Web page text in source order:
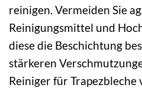
reinigen. Vermeiden Sie
Reinigungsmittel und
diese die Beschichtung
stärkeren
Reiniger für Trapezbleche